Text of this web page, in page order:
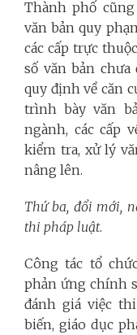
Thành phố
văn bản quy
các cấp trực
số văn bản chưa
quy định về căn
trình bày văn
ngành, các cấp
kiểm tra, xử lý
nâng lên.
Thứ ba, đổi mới,
thi pháp luật.
Công tác tổ
phản ứng chính
đánh giá việc
biến, giáo dục